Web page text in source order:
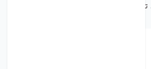
تصفیه آب صنعتی و نیمه صنعتی